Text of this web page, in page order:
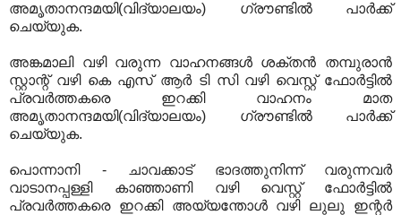
അമൃതാനന്ദമയി(വിദ്യാലയം) ഗ്രൗണ്ടില്‍ പാര്‍ക്ക്
ചെയ്യുക.
അങ്കമാലി വഴി വരുന്ന വാഹനങ്ങള്‍ ശക്തന്‍ തമ്പുരാന്‍
സ്റ്റാന്റ് വഴി കെ എസ് ആര്‍ ടി സി വഴി വെസ്റ്റ് ഫോര്‍ട്ടില്‍
പ്രവര്‍ത്തകരെ ഇറക്കി വാഹനം മാത
അമൃതാനന്ദമയി(വിദ്യാലയം) ഗ്രൗണ്ടില്‍ പാര്‍ക്ക്
ചെയ്യുക.
പൊന്നാനി - ചാവക്കാട് ഭാദത്തുനിന്ന് വരുന്നവര്‍
വാടാനപ്പള്ളി കാഞ്ഞാണി വഴി വെസ്റ്റ് ഫോര്‍ട്ടില്‍
പ്രവര്‍ത്തകരെ ഇറക്കി അയ്യന്തോള്‍ വഴി ലുലു ഇന്റര്‍